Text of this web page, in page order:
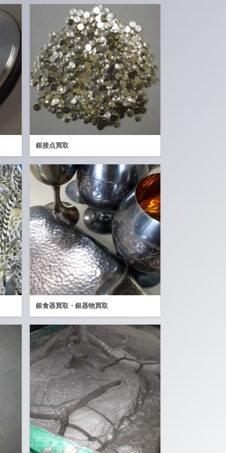
銀接点買取
銀食器買取・銀器物買取